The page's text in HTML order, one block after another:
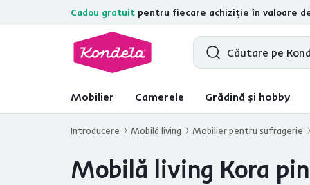
Cadou gratuit pentru fiecare achiziție în valoare
4,7 31.285 recenzii de produs
Mobilier Camerele Grădină și hobby
Introducere Mobilă living Mobilier pentru sufragerie
Mobilă living Kora